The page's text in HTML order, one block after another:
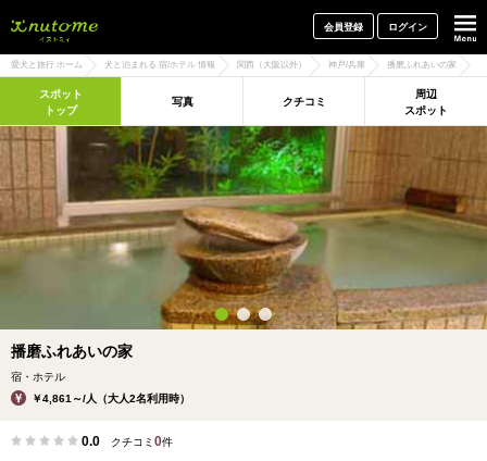
会員登録 ログイン
愛犬と旅行 ホーム 犬と泊まれる 宿/ホテル 情報 関西（大阪以外） 神戸/兵庫 播磨ふれあいの家
スポット
トップ
写真 クチコミ
周辺
スポット
播磨ふれあいの家
宿・ホテル
￥4,861～/人（大人2名利用時）
0.0 クチコミ 0件